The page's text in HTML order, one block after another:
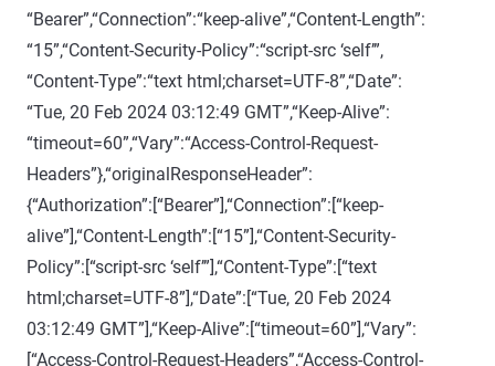
“Bearer”,“Connection”:“keep-alive”,“Content-Length”:
“15”,“Content-Security-Policy”:“script-src ‘self’”,
“Content-Type”:“text html;charset=UTF-8”,“Date”:
“Tue, 20 Feb 2024 03:12:49 GMT”,“Keep-Alive”:
“timeout=60”,“Vary”:“Access-Control-Request-
Headers”},“originalResponseHeader”:
{“Authorization”:[“Bearer”],“Connection”:[“keep-
alive”],“Content-Length”:[“15”],“Content-Security-
Policy”:[“script-src ‘self’”],“Content-Type”:[“text
html;charset=UTF-8”],“Date”:[“Tue, 20 Feb 2024
03:12:49 GMT”],“Keep-Alive”:[“timeout=60”],“Vary”:
[“Access-Control-Request-Headers”,“Access-Control-